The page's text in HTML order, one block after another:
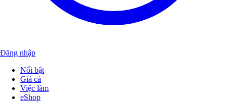
Đăng nhập
Nổi bật
Giá cả
Việc làm
eShop